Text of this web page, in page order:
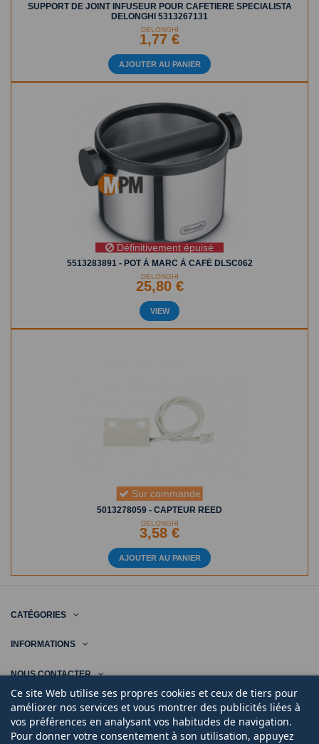
SUPPORT DE JOINT INFUSEUR POUR CAFETIERE SPECIALISTA
DELONGHI 5313267131
DELONGHI
1,77 €
AJOUTER AU PANIER
Définitivement épuisé
5513283891 - POT À MARC À CAFÉ DLSC062
DELONGHI
25,80 €
VIEW
Sur commande
5013278059 - CAPTEUR REED
DELONGHI
3,58 €
AJOUTER AU PANIER
CATÉGORIES
INFORMATIONS
NOUS CONTACTER
Ce site Web utilise ses propres cookies et ceux de tiers pour
améliorer nos services et vous montrer des publicités liées à
vos préférences en analysant vos habitudes de navigation.
Pour donner votre consentement à son utilisation, appuyez